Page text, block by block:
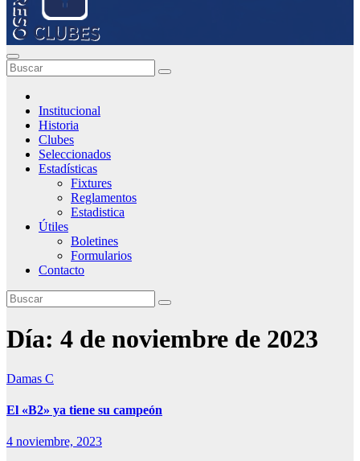
Institucional
Historia
Clubes
Seleccionados
Estadísticas
Fixtures
Reglamentos
Estadistica
Útiles
Boletines
Formularios
Contacto
Día: 4 de noviembre de 2023
Damas C
El «B2» ya tiene su campeón
4 noviembre, 2023